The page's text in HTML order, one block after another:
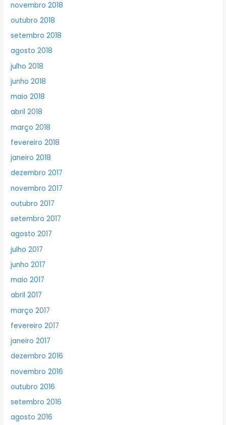
novembro 2018
outubro 2018
setembro 2018
agosto 2018
julho 2018
junho 2018
maio 2018
abril 2018
março 2018
fevereiro 2018
janeiro 2018
dezembro 2017
novembro 2017
outubro 2017
setembro 2017
agosto 2017
julho 2017
junho 2017
maio 2017
abril 2017
março 2017
fevereiro 2017
janeiro 2017
dezembro 2016
novembro 2016
outubro 2016
setembro 2016
agosto 2016